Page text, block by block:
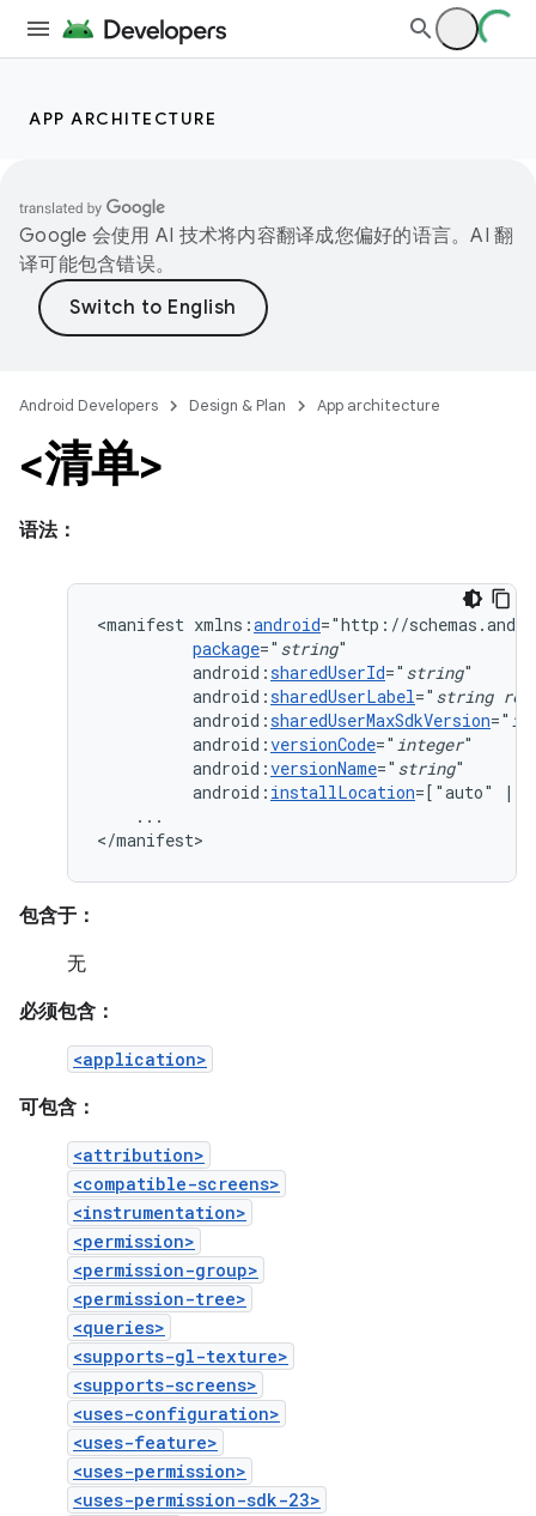
APP ARCHITECTURE
Google 会使用 AI 技术将内容翻译成您偏好的语言。AI 翻
译可能包含错误。
Android Developers Design & Plan App architecture
<清单>
语法：
<manifest xmlns:android
package=" string
android:sharedUserId=" string
android:sharedUserLabel=" string
android:sharedUserMaxSdkVersion="
android:versionCode=" integer
android:versionName=" string
android: installLocation=["auto" |
...
</manifest>
包含于：
无
必须包含：
<application>
可包含：
<attribution>
<compatible-screens>
<instrumentation>
<permission>
<permission-group>
<permission-tree>
<queries>
<supports-gl-texture>
<supports-screens>
<uses-configuration>
<uses-feature>
<uses-permission>
<uses-permission-sdk-23>